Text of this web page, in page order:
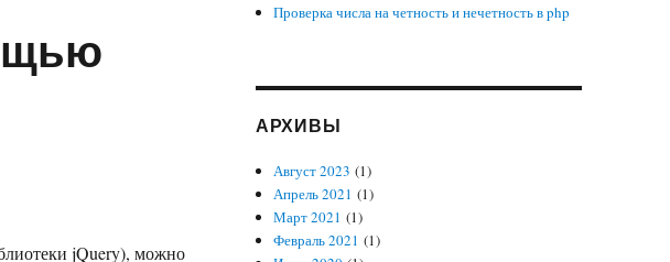
jQuery), можно
Проверка числа на четность и нечетность в php
АРХИВЫ
Август 2023 (1)
Апрель 2021 (1)
Март 2021 (1)
Февраль 2021 (1)